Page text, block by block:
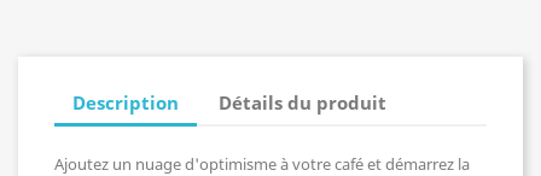
Description Détails du produit
Ajoutez un nuage d'optimisme à votre café et démarrez la